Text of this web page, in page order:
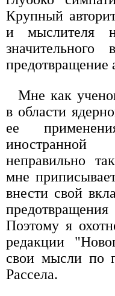
Крупный
и мыслителя
предотвращение
Мне как
в области
ее
иностранной
неправильно
мне
внести свой
Поэтому я
редакции
свои мысли по
Рассела.